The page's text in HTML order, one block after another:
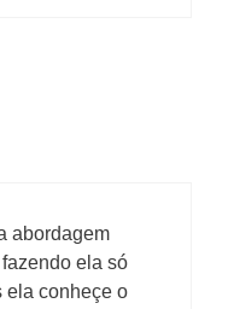
abordagem
ela só
ela conheçe o